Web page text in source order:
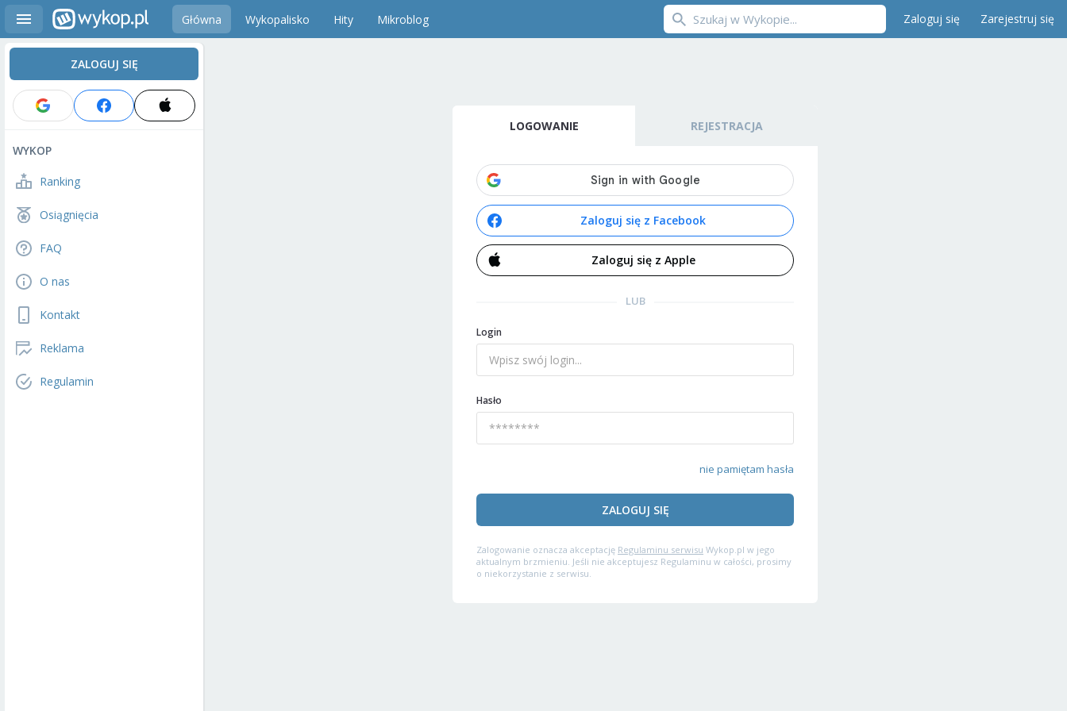
Główna Wykopalisko Hity Mikroblog Zaloguj się Zarejestruj się
ZALOGUJ SIĘ
WYKOP
Ranking
Osiągnięcia
FAQ
O nas
Kontakt
Reklama
Regulamin
LOGOWANIE REJESTRACJA
Zaloguj się z Facebook
Zaloguj się z Apple
LUB
Login
Hasło
nie pamiętam hasła
ZALOGUJ SIĘ
Zalogowanie oznacza akceptację Regulaminu serwisu Wykop.pl w jego
aktualnym brzmieniu. Jeśli nie akceptujesz Regulaminu w całości, prosimy
o niekorzystanie z serwisu.